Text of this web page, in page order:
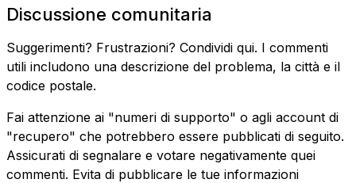
Discussione comunitaria
Suggerimenti? Frustrazioni? Condividi qui. I commenti
utili includono una descrizione del problema, la città e il
codice postale.
Fai attenzione ai "numeri di supporto" o agli account di
"recupero" che potrebbero essere pubblicati di seguito.
Assicurati di segnalare e votare negativamente quei
commenti. Evita di pubblicare le tue informazioni